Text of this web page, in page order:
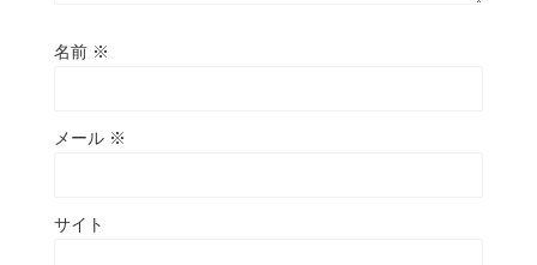
名前 ※
メール ※
サイト